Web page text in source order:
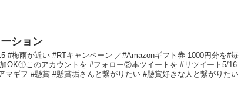
ション
梅雨が近い #RTキャンペーン ／#Amazonギフト券 1000円分を#毎
OK①このアカウントを #フォロー②本ツイートを #リツイート5/16
マギフ #懸賞 #懸賞垢さんと繋がりたい #懸賞好きな人と繋がりたい